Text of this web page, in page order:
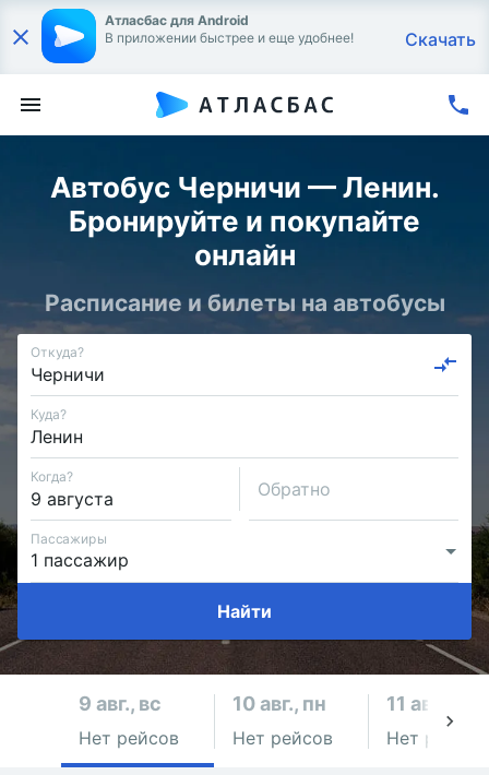
Атласбас для Android
В приложении быстрее и еще удобнее!
Скачать
Автобус Черничи — Ленин.
Бронируйте и покупайте
онлайн
Расписание и билеты на автобусы
Откуда?
Куда?
Когда?
Обратно
Пассажиры
Найти
9 авг., вс
Нет рейсов
10 авг., пн
Нет рейсов
11 авг., вт
Нет рейсов